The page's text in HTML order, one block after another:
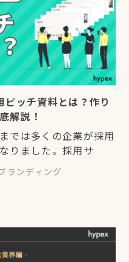
ッチ資料とは？作り
解説！
では多くの企業が採用
りました。採用サ
ランディング